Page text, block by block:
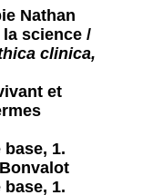
Nathan
la science /
clinica,
et
1.
1.